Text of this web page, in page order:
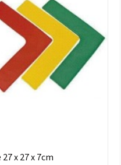
x 27 x 7cm